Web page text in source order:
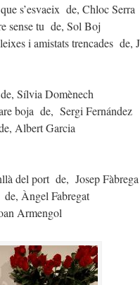
s’esvaeix de, Chloc Serra
sense tu de, Sol Boj
i amistats trencades de,
Sílvia Domènech
boja de, Sergi Fernández
Albert Garcia
del port de, Josep Fàbrega
Àngel Fabregat
Armengol